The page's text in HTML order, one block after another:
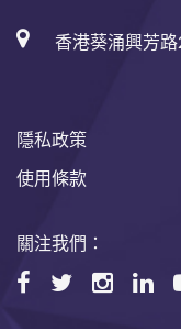
香港葵涌興芳
隱私政策
使用條款
關注我們：